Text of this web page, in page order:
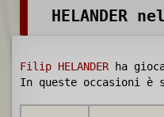
HELANDER
Filip HELANDER ha
In queste occasioni è